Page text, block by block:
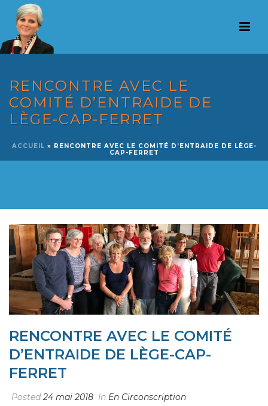
RENCONTRE AVEC LE
COMITÉ D’ENTRAIDE DE
LÈGE-CAP-FERRET
ACCUEIL » RENCONTRE AVEC LE COMITÉ D’ENTRAIDE DE LÈGE-
CAP-FERRET
RENCONTRE AVEC LE COMITÉ
D’ENTRAIDE DE LÈGE-CAP-
FERRET
Posted24 mai 2018 In En Circonscription